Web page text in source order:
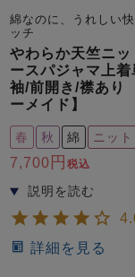
綿なのに、うれしい
ッチ
やわらか天竺ニッ
ースパジャマ上着
袖/前開き/襟あり
ーメイド】
春 秋 綿 ニット
7,700 税込
詳細を見る